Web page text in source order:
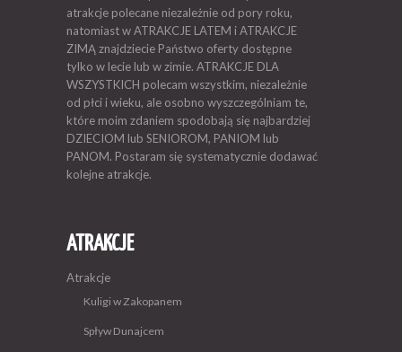
atrakcje polecane niezależnie od pory roku,
natomiast w ATRAKCJE LATEM i ATRAKCJE
ZIMĄ znajdziecie Państwo oferty dostępne
tylko w lecie lub w zimie. ATRAKCJE DLA
WSZYSTKICH polecam wszystkim, niezależnie
od płci i wieku, ale osobno wyszczególniam te,
które moim zdaniem spodobają się najbardziej
DZIECIOM lub SENIOROM, PANIOM lub
PANOM. Postaram się systematycznie dodawać
kolejne atrakcje.
ATRAKCJE
Atrakcje
Kuligi w Zakopanem
Spływ Dunajcem